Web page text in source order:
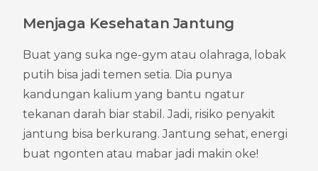
Menjaga Kesehatan Jantung
Buat yang suka nge-gym atau olahraga, lobak
putih bisa jadi temen setia. Dia punya
kandungan kalium yang bantu ngatur
tekanan darah biar stabil. Jadi, risiko penyakit
jantung bisa berkurang. Jantung sehat, energi
buat ngonten atau mabar jadi makin oke!